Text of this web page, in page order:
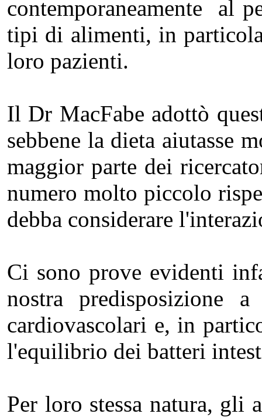
contemporaneamente al
tipi di alimenti, in
loro pazienti.
Il Dr MacFabe adottò
sebbene la dieta aiutasse
maggior parte dei
numero molto piccolo
debba considerare
Ci sono prove evidenti
nostra predisposizione
cardiovascolari e, in
l'equilibrio dei batteri
Per loro stessa natura,